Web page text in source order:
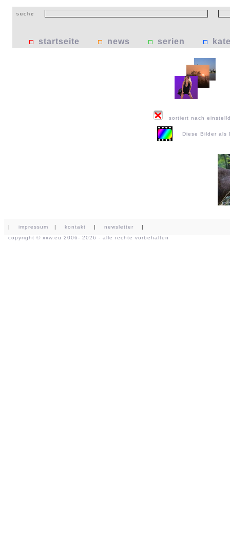
suche
startseite news serien
sortiert nach
Diese Bilder als
| impressum | kontakt | newsletter |
copyright © xxw.eu 2006- 2026 - alle rechte vorbehalten